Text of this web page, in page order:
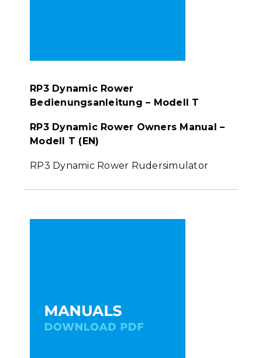
RP3 Dynamic Rower
Bedienungsanleitung – Modell T
RP3 Dynamic Rower Owners Manual –
Modell T (EN)
RP3 Dynamic Rower Rudersimulator